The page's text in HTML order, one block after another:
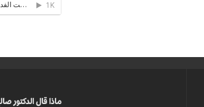
ماذا قال الدكتور